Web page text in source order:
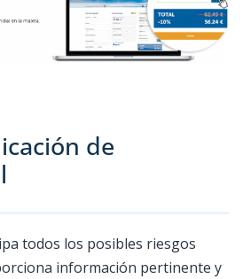
de
todos los posibles riesgos
información pertinente y